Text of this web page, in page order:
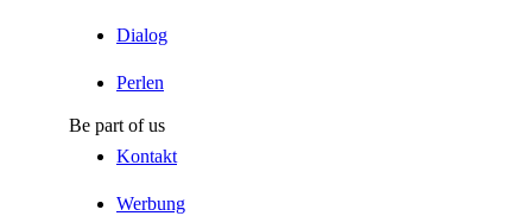
Dialog
Perlen
Be part of us
Kontakt
Werbung